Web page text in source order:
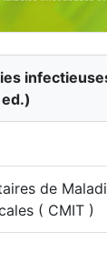
de
( CMIT )